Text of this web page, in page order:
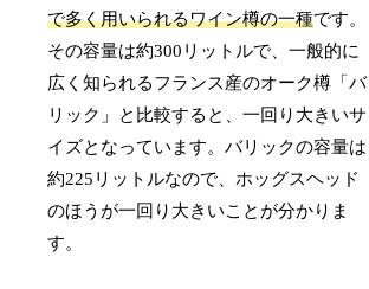
で多く用いられるワイン樽の一種です。
その容量は約300リットルで、一般的に
広く知られるフランス産のオーク樽「バ
リック」と比較すると、一回り大きいサ
イズとなっています。バリックの容量は
約225リットルなので、ホッグスヘッド
のほうが一回り大きいことが分かりま
す。